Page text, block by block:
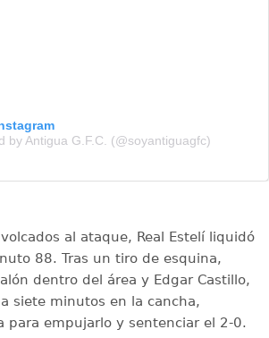
by Antigua G.F.C. (@soyantiguagfc)
al ataque, Real Estelí liquidó
88. Tras un tiro de esquina,
dentro del área y Edgar Castillo,
siete minutos en la cancha,
para empujarlo y sentenciar el 2-0.